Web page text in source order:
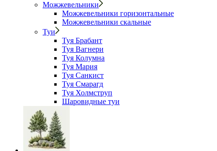
Можжевельники
Можжевельники горизонтальные
Можжевельники скальные
Туи
Туя Брабант
Туя Вагнери
Туя Колумна
Туя Мария
Туя Санкист
Туя Смарагд
Туя Холмструп
Шаровидные туи